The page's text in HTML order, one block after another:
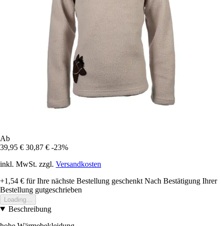
Ab
39,95 € 30,87 € -23%
inkl. MwSt. zzgl. Versandkosten
+1,54 € für Ihre nächste Bestellung geschenkt Nach Bestätigung Ihrer
Bestellung gutgeschrieben
Loading...
Beschreibung